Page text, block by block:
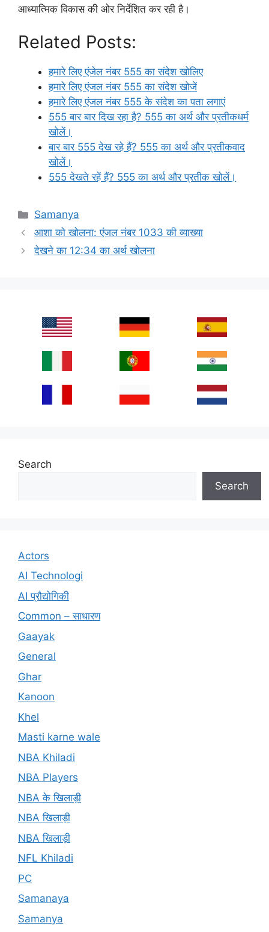
आध्यात्मिक विकास की ओर निर्देशित कर रही है।
Related Posts:
हमारे लिए एंजेल नंबर 555 का संदेश खोलिए
हमारे लिए एंजल नंबर 555 का संदेश खोजें
हमारे लिए एंजल नंबर 555 के संदेश का पता लगाएं
555 बार बार दिख रहा है? 555 का अर्थ और प्रतीकधर्म
खोलें।
बार बार 555 देख रहे हैं? 555 का अर्थ और प्रतीकवाद
खोलें।
555 देखते रहें हैं? 555 का अर्थ और प्रतीक खोलें।
Categories
Samanya
आशा को खोलना: एंजल नंबर 1033 की व्याख्या
देखने का 12:34 का अर्थ खोलना
Search
Search
Actors
AI Technologi
AI प्रौद्योगिकी
Common – साधारण
Gaayak
General
Ghar
Kanoon
Khel
Masti karne wale
NBA Khiladi
NBA Players
NBA के खिलाड़ी
NBA खिलाड़ी
NBA खिलाड़ी
NFL Khiladi
PC
Samanaya
Samanya